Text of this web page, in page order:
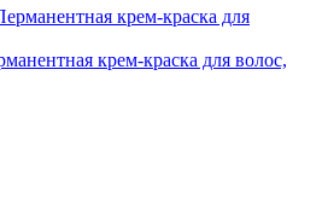
крем-краска для волос,